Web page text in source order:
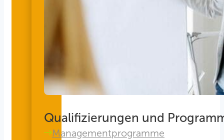
Qualifizierungen und
Managementprogramme